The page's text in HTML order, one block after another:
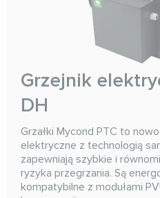
Grzejnik
DH
Grzałki Mycond PTC to
elektryczne z technologią
zapewniają szybkie i
ryzyka przegrzania. Są
kompatybilne z modułami